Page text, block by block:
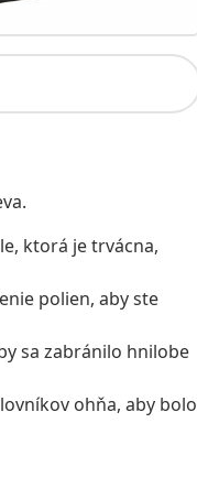
ktorá je trvácna,
polien, aby ste
sa zabránilo hnilobe
ohňa, aby bolo